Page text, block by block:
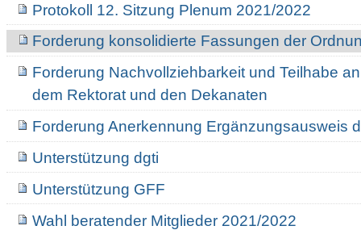
Protokoll 12. Sitzung Plenum 2021/2022
Forderung konsolidierte Fassungen der
Forderung Nachvollziehbarkeit und Teilhabe
dem Rektorat und den Dekanaten
Forderung Anerkennung Ergänzungsausweis
Unterstützung dgti
Unterstützung GFF
Wahl beratender Mitglieder 2021/2022